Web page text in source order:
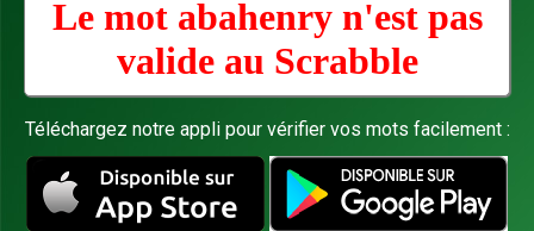
Le mot abahenry n'est pas
valide au Scrabble
Téléchargez notre appli pour vérifier vos mots facilement :